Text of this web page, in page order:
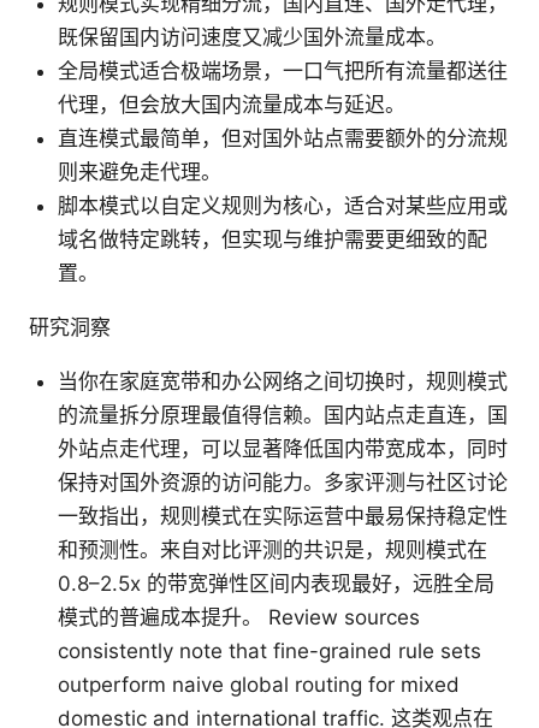
既保留国内访问速度又减少国外流量成本。
全局模式适合极端场景，一口气把所有流量都送往
代理，但会放大国内流量成本与延迟。
直连模式最简单，但对国外站点需要额外的分流规
则来避免走代理。
脚本模式以自定义规则为核心，适合对某些应用或
域名做特定跳转，但实现与维护需要更细致的配
置。
研究洞察
当你在家庭宽带和办公网络之间切换时，规则模式
的流量拆分原理最值得信赖。国内站点走直连，国
外站点走代理，可以显著降低国内带宽成本，同时
保持对国外资源的访问能力。多家评测与社区讨论
一致指出，规则模式在实际运营中最易保持稳定性
和预测性。来自对比评测的共识是，规则模式在
0.8–2.5x 的带宽弹性区间内表现最好，远胜全局
模式的普遍成本提升。 Review sources
consistently note that fine-grained rule sets
outperform naive global routing for mixed
domestic and international traffic. 这类观点在